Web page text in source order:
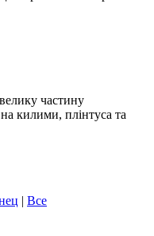
частину
килими, плінтуса та
| Все